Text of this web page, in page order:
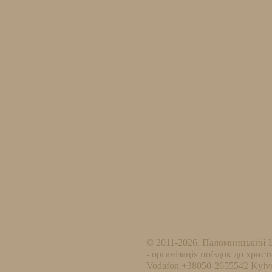
© 2011-2026, Паломницький
- організація поїздок до
Vodafon +38050-2655542